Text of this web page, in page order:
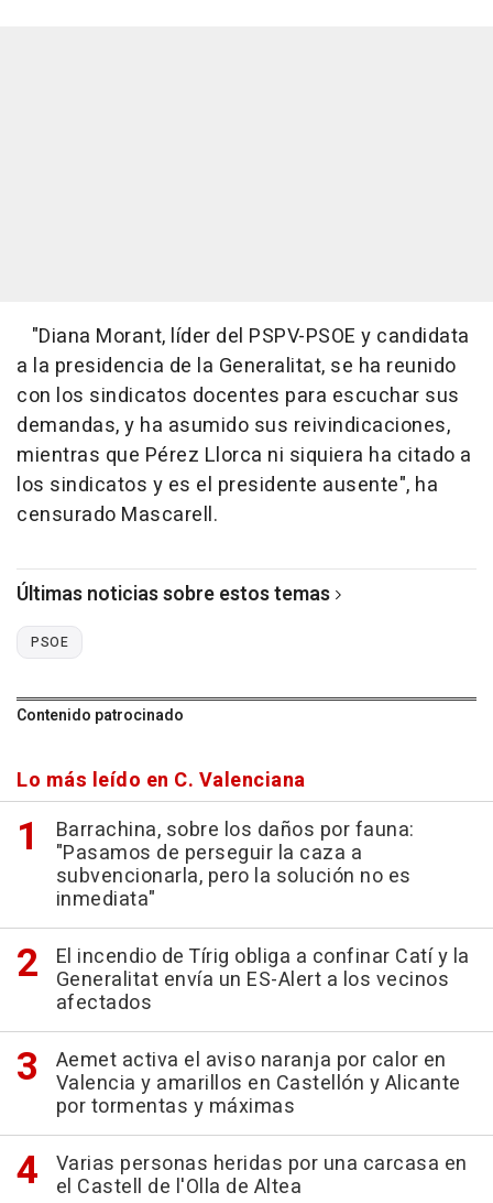
"Diana Morant, líder del PSPV-PSOE y candidata
a la presidencia de la Generalitat, se ha reunido
con los sindicatos docentes para escuchar sus
demandas, y ha asumido sus reivindicaciones,
mientras que Pérez Llorca ni siquiera ha citado a
los sindicatos y es el presidente ausente", ha
censurado Mascarell.
Últimas noticias sobre estos temas
PSOE
Contenido patrocinado
Lo más leído en C. Valenciana
Barrachina, sobre los daños por fauna:
"Pasamos de perseguir la caza a
subvencionarla, pero la solución no es
inmediata"
El incendio de Tírig obliga a confinar Catí y la
Generalitat envía un ES-Alert a los vecinos
afectados
Aemet activa el aviso naranja por calor en
Valencia y amarillos en Castellón y Alicante
por tormentas y máximas
Varias personas heridas por una carcasa en
el Castell de l'Olla de Altea